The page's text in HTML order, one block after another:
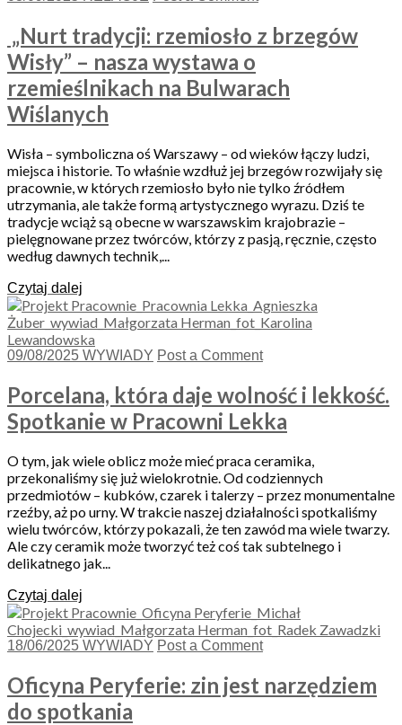
„Nurt tradycji: rzemiosło z brzegów
Wisły” – nasza wystawa o
rzemieślnikach na Bulwarach
Wiślanych
Wisła – symboliczna oś Warszawy – od wieków łączy ludzi,
miejsca i historie. To właśnie wzdłuż jej brzegów rozwijały się
pracownie, w których rzemiosło było nie tylko źródłem
utrzymania, ale także formą artystycznego wyrazu. Dziś te
tradycje wciąż są obecne w warszawskim krajobrazie –
pielęgnowane przez twórców, którzy z pasją, ręcznie, często
według dawnych technik,...
Czytaj dalej
09/08/2025 WYWIADY Post a Comment
Porcelana, która daje wolność i lekkość.
Spotkanie w Pracowni Lekka
O tym, jak wiele oblicz może mieć praca ceramika,
przekonaliśmy się już wielokrotnie. Od codziennych
przedmiotów – kubków, czarek i talerzy – przez monumentalne
rzeźby, aż po urny. W trakcie naszej działalności spotkaliśmy
wielu twórców, którzy pokazali, że ten zawód ma wiele twarzy.
Ale czy ceramik może tworzyć też coś tak subtelnego i
delikatnego jak...
Czytaj dalej
18/06/2025 WYWIADY Post a Comment
Oficyna Peryferie: zin jest narzędziem
do spotkania